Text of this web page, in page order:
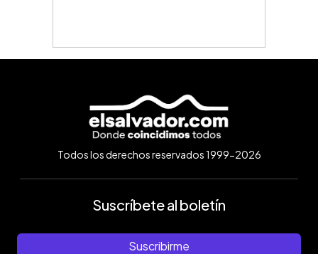
Todos los derechos reservados 1999-2026
Suscríbete al boletín
Suscribirme